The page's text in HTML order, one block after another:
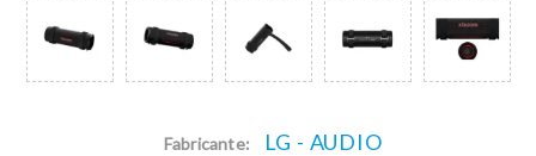
Fabricante: LG - AUDIO